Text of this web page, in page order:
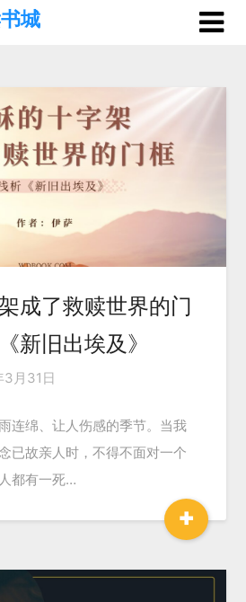
城
成了救赎世界的门
旧出埃及》
3月31日
连绵、让人伤感的季节。当我
已故亲人时，不得不面对一个
都有一死…
+